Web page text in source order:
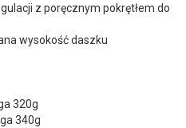
z poręcznym pokrętłem do
wysokość daszku
320g
340g